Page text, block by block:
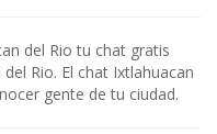
del Rio tu chat gratis
Rio. El chat Ixtlahuacan
gente de tu ciudad.